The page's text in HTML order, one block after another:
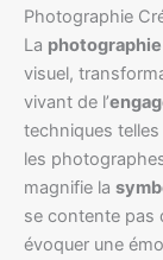
Photographie
La
visuel,
vivant de l’
techniques
les
magnifie la
se contente pas
évoquer une